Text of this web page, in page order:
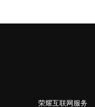
荣耀互联网服务